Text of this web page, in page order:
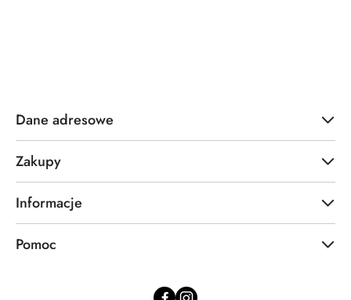
Dane adresowe
Zakupy
Informacje
Pomoc